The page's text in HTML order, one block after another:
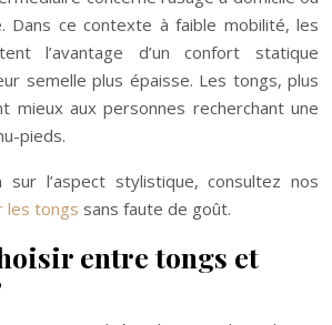
Dans ce contexte à faible mobilité, les
l’avantage d’un confort statique
semelle plus épaisse. Les tongs, plus
mieux aux personnes recherchant une
pieds.
l’aspect stylistique, consultez nos
les tongs sans faute de goût.
entre tongs et